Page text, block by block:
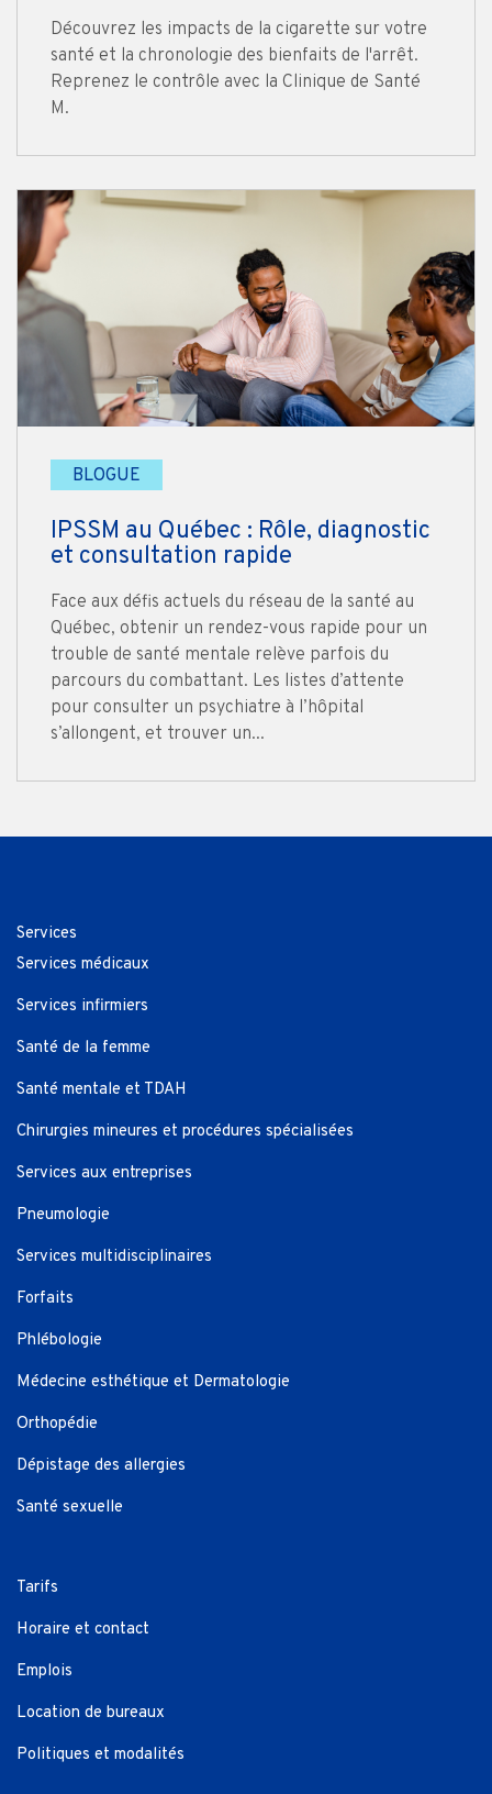
Découvrez les impacts de la cigarette sur votre
santé et la chronologie des bienfaits de l'arrêt.
Reprenez le contrôle avec la Clinique de Santé
M.
BLOGUE
IPSSM au Québec : Rôle, diagnostic
et consultation rapide
Face aux défis actuels du réseau de la santé au
Québec, obtenir un rendez-vous rapide pour un
trouble de santé mentale relève parfois du
parcours du combattant. Les listes d’attente
pour consulter un psychiatre à l’hôpital
s’allongent, et trouver un...
Services
Services médicaux
Services infirmiers
Santé de la femme
Santé mentale et TDAH
Chirurgies mineures et procédures spécialisées
Services aux entreprises
Pneumologie
Services multidisciplinaires
Forfaits
Phlébologie
Médecine esthétique et Dermatologie
Orthopédie
Dépistage des allergies
Santé sexuelle
Tarifs
Horaire et contact
Emplois
Location de bureaux
Politiques et modalités